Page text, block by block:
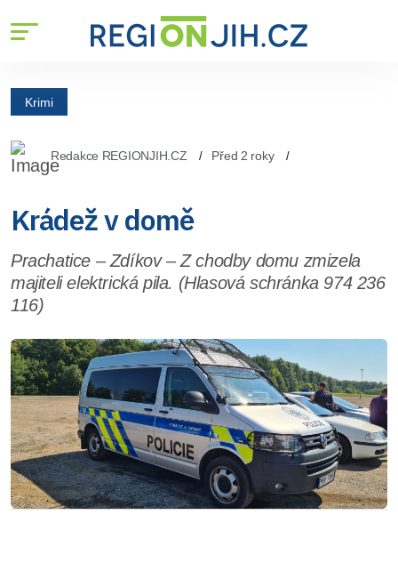
Krimi
Redakce REGIONJIH.CZ Před 2 roky
Krádež v domě
Prachatice – Zdíkov – Z chodby domu zmizela
majiteli elektrická pila. (Hlasová schránka 974 236
116)